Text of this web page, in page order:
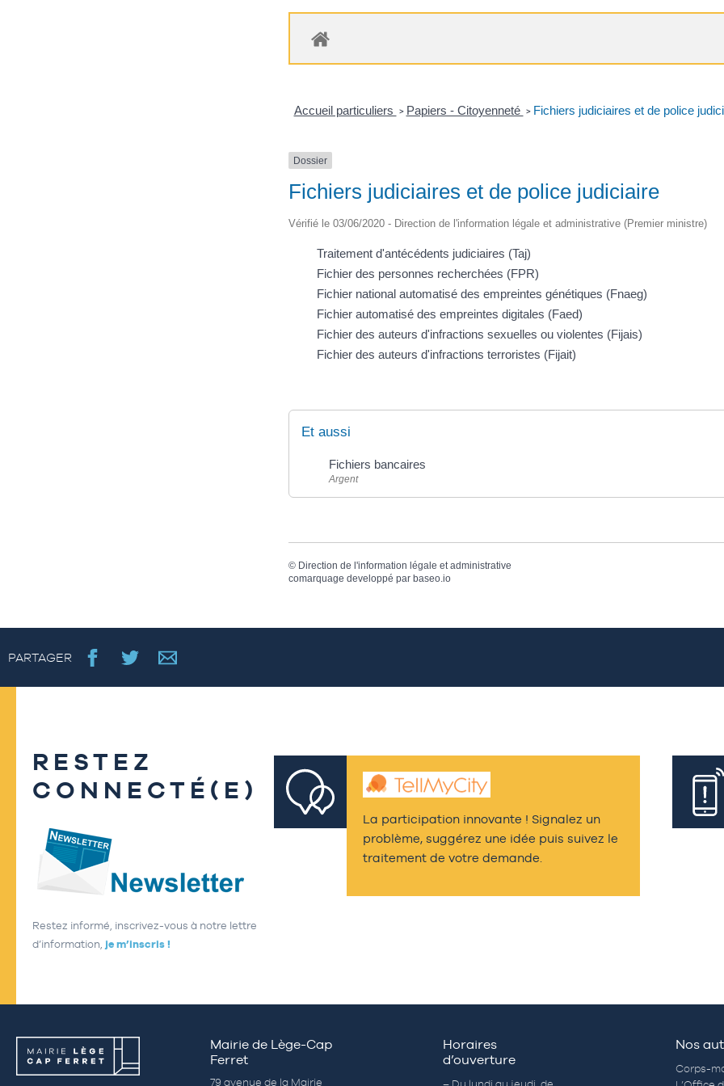
Accueil particuliers > Papiers - Citoyenneté > Fichiers judiciaires et de police
Dossier
Fichiers judiciaires et de police judiciaire
Vérifié le 03/06/2020 - Direction de l'information légale et administrative (Premier ministre)
Traitement d'antécédents judiciaires (Taj)
Fichier des personnes recherchées (FPR)
Fichier national automatisé des empreintes génétiques (Fnaeg)
Fichier automatisé des empreintes digitales (Faed)
Fichier des auteurs d'infractions sexuelles ou violentes (Fijais)
Fichier des auteurs d'infractions terroristes (Fijait)
Et aussi
Fichiers bancaires
Argent
© Direction de l'information légale et administrative
comarquage developpé par baseo.io
PARTAGER
RESTEZ
CONNECTÉ(E)
Restez informé, inscrivez-vous à notre lettre
d’information, je m’inscris !
La participation innovante ! Signalez un
problème, suggérez une idée puis suivez le
traitement de votre demande.
Mairie de Lège-Cap
Ferret
79 avenue de la Mairie
Horaires
d’ouverture
Nos
Corps-